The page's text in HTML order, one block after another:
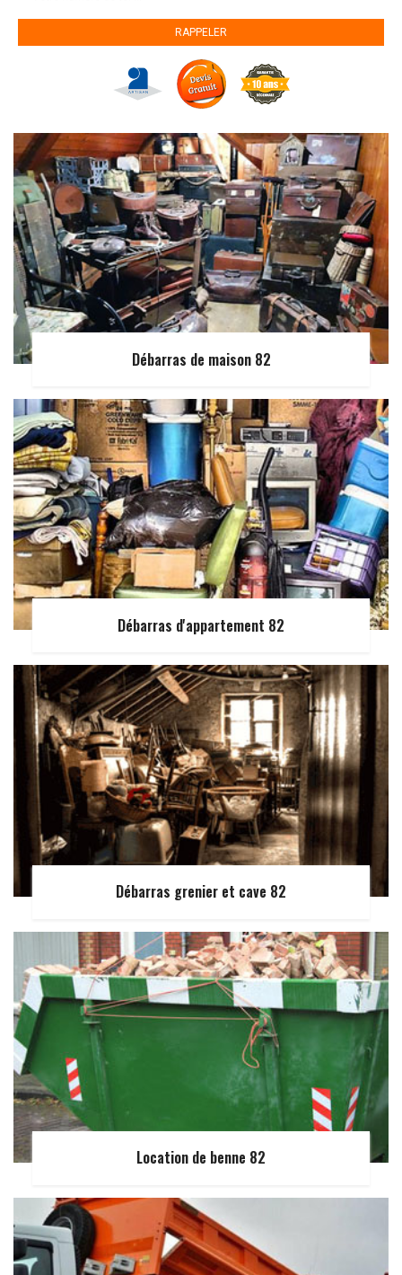
Débarras de maison 82
Débarras d'appartement 82
Débarras grenier et cave 82
Location de benne 82